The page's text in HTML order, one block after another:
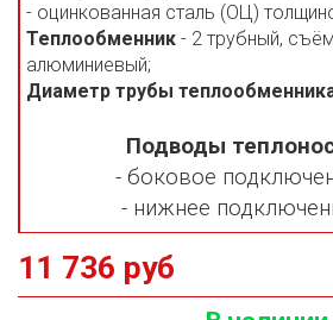
- оцинкованная сталь (ОЦ)
Теплообменник - 2 трубный,
алюминиевый;
Диаметр трубы
Подводы
- боковое
- нижнее
11 736 руб